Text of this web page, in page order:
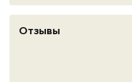
Отзывы